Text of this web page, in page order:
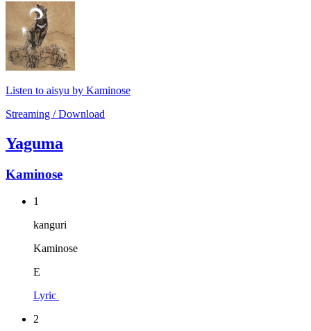
Listen to aisyu by Kaminose
Streaming / Download
Yaguma
Kaminose
1
kanguri
Kaminose
E
Lyric
2